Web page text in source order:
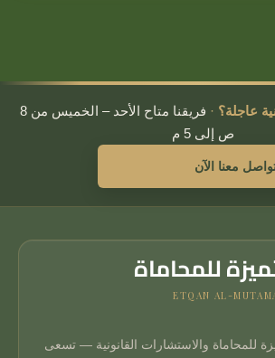
عاجلة؟ ·
فريقنا متاح الأحد – الخميس من 8
ص إلى 5 م
معنا الآن
للمحاماة
ETQAN AL-
للمحاماة والاستشارات القانونية — تسعى